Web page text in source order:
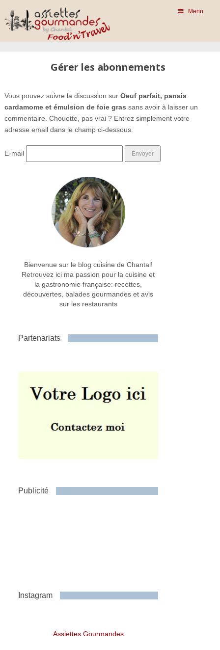
Menu
Gérer les abonnements
Vous pouvez suivre la discussion sur Oeuf parfait, panais
cardamome et émulsion de foie gras sans avoir à laisser un
commentaire. Chouette, pas vrai ? Entrez simplement votre
adresse email dans le champ ci-dessous.
E-mail
Bienvenue sur le blog cuisine de Chantal!
Retrouvez ici ma passion pour la cuisine et
la gastronomie française: recettes,
découvertes, balades gourmandes et avis
sur les restaurants
Partenariats
Publicité
Instagram
Assiettes Gourmandes